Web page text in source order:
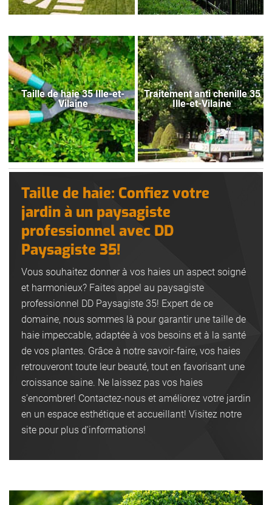
Taille de haie 35 Ille-et-
Vilaine
Traitement anti chenille 35
Ille-et-Vilaine
Taille de haie: Confiez votre
jardin à un paysagiste
professionnel avec DD
Paysagiste 35!
Vous souhaitez donner à vos haies un aspect soigné
et harmonieux? Faites appel au paysagiste
professionnel DD Paysagiste 35! Expert de ce
domaine, nous sommes là pour garantir une taille de
haie impeccable, adaptée à vos besoins et à la santé
de vos plantes. Grâce à notre savoir-faire, vos haies
retrouveront toute leur beauté, tout en favorisant une
croissance saine. Ne laissez pas vos haies
s’encombrer! Contactez-nous et améliorez votre jardin
en un espace esthétique et accueillant! Visitez notre
site pour plus d'informations!